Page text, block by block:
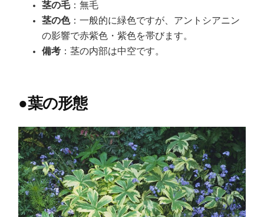
茎の毛：無毛
茎の色：一般的に緑色ですが、アントシアニン
の影響で赤紫色・紫色を帯びます。
備考 ：茎の内部は中空です。
●葉の形態